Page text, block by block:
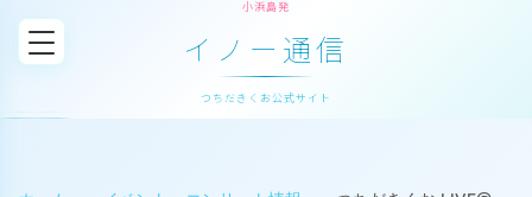
小浜島発
イノー通信
つちだきくお公式サイト